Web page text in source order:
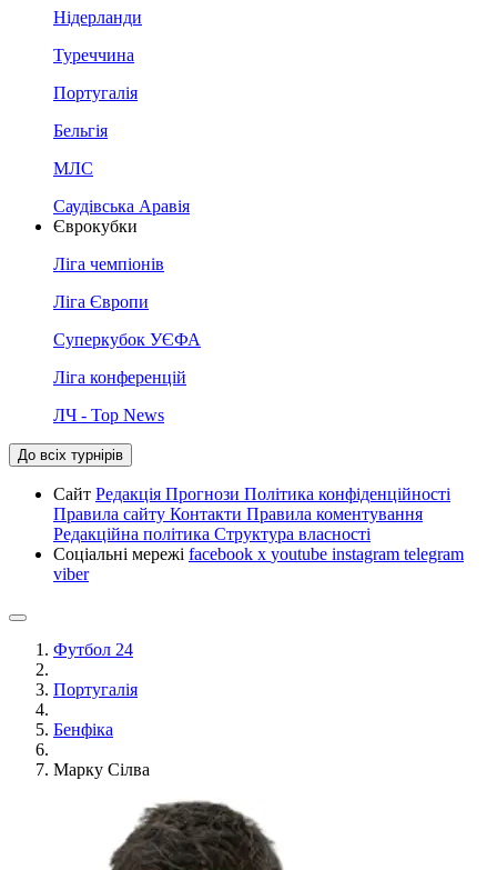
Нідерланди
Туреччина
Португалія
Бельгія
МЛС
Саудівська Аравія
Єврокубки
Ліга чемпіонів
Ліга Європи
Суперкубок УЄФА
Ліга конференцій
ЛЧ - Top News
До всіх турнірів
Сайт Редакція Прогнози Політика конфіденційності
Правила сайту Контакти Правила коментування
Редакційна політика Структура власності
Соціальні мережі facebook x youtube instagram telegram
viber
Футбол 24
Португалія
Бенфіка
Марку Сілва